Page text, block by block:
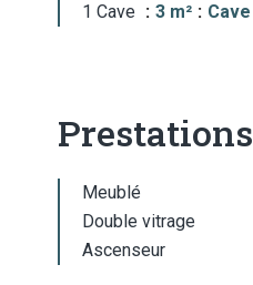
1 Cave
3 m² Cave
Prestations
Meublé
Double vitrage
Ascenseur